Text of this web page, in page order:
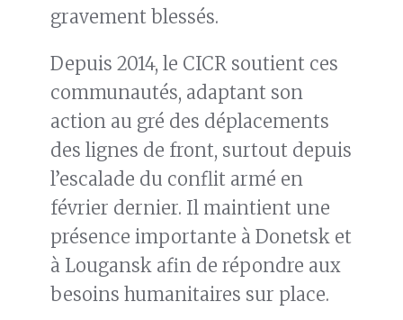
gravement blessés.
Depuis 2014, le CICR soutient ces
communautés, adaptant son
action au gré des déplacements
des lignes de front, surtout depuis
l’escalade du conflit armé en
février dernier. Il maintient une
présence importante à Donetsk et
à Lougansk afin de répondre aux
besoins humanitaires sur place.